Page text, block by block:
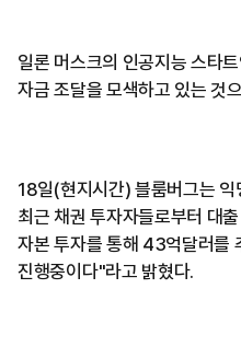
일론 머스크의 인공지능 스타
자금 조달을 모색하고 있는 것
18일(현지시간) 블룸버그는
최근 채권 투자자들로부터 대
자본 투자를 통해 43억달러를
진행중이다"라고 밝혔다.